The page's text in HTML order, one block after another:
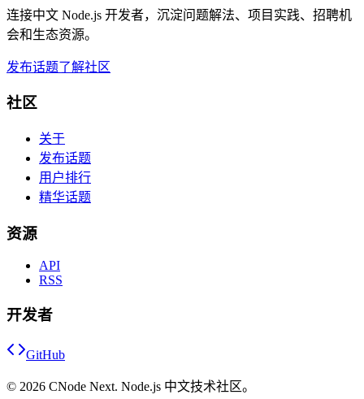
连接中文 Node.js 开发者，沉淀问题解法、项目实践、招聘机
会和生态资源。
发布话题了解社区
社区
关于
发布话题
用户排行
精华话题
资源
API
RSS
开发者
GitHub
© 2026 CNode Next. Node.js 中文技术社区。